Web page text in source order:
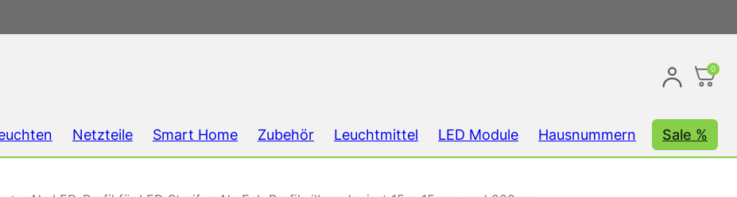
0
Netzteile Smart Home Zubehör Leuchtmittel LED Module Hausnummern Sale %